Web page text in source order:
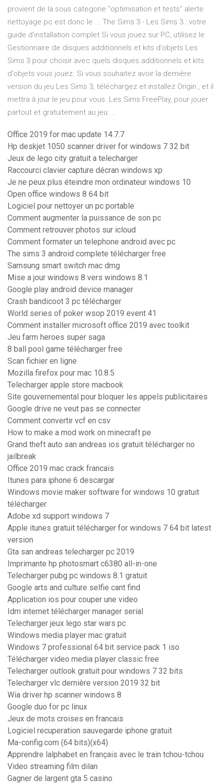
provient de la sous categorie "optimisation et tests" alerte
nettoyage pc est donc le ... The Sims 3 - Les Sims 3 : votre
guide d'installation complet Si vous jouez sur PC, utilisez le
Gestionnaire de disques additionnels et kits d'objets Les
Sims 3 pour choisir avec quels disques additionnels et kits
d'objets vous jouez. Si vous souhaitez avoir la dernière
version du jeu Les Sims 3, téléchargez et installez Origin , et il
mettra à jour le jeu pour vous. Les Sims FreePlay, pour jouer
partout et gratuitement au jeu ...
Office 2019 for mac update 14.7.7
Hp deskjet 1050 scanner driver for windows 7 32 bit
Jeux de lego city gratuit a telecharger
Raccourci clavier capture décran windows xp
Je ne peux plus éteindre mon ordinateur windows 10
Open office windows 8 64 bit
Logiciel pour nettoyer un pc portable
Comment augmenter la puissance de son pc
Comment retrouver photos sur icloud
Comment formater un telephone android avec pc
The sims 3 android complete télécharger free
Samsung smart switch mac dmg
Mise a jour windows 8 vers windows 8.1
Google play android device manager
Crash bandicoot 3 pc télécharger
World series of poker wsop 2019 event 41
Comment installer microsoft office 2019 avec toolkit
Jeu farm heroes super saga
8 ball pool game télécharger free
Scan fichier en ligne
Mozilla firefox pour mac 10.8.5
Telecharger apple store macbook
Site gouvernemental pour bloquer les appels publicitaires
Google drive ne veut pas se connecter
Comment convertir vcf en csv
How to make a mod work on minecraft pe
Grand theft auto san andreas ios gratuit télécharger no
jailbreak
Office 2019 mac crack francais
Itunes para iphone 6 descargar
Windows movie maker software for windows 10 gratuit
télécharger
Adobe xd support windows 7
Apple itunes gratuit télécharger for windows 7 64 bit latest
version
Gta san andreas telecharger pc 2019
Imprimante hp photosmart c6380 all-in-one
Telecharger pubg pc windows 8.1 gratuit
Google arts and culture selfie cant find
Application ios pour couper une video
Idm internet télécharger manager serial
Telecharger jeux lego star wars pc
Windows media player mac gratuit
Windows 7 professional 64 bit service pack 1 iso
Télécharger video media player classic free
Telecharger outlook gratuit pour windows 7 32 bits
Telecharger vlc dernière version 2019 32 bit
Wia driver hp scanner windows 8
Google duo for pc linux
Jeux de mots croises en francais
Logiciel recuperation sauvegarde iphone gratuit
Ma-config.com (64 bits)(x64)
Apprendre lalphabet en français avec le train tchou-tchou
Video streaming film dilan
Gagner de largent gta 5 casino